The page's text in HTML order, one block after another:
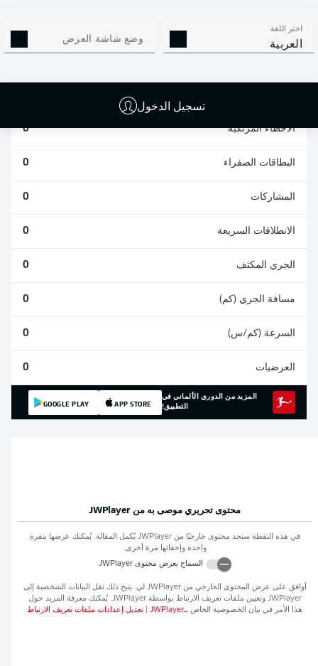
اختر اللغة
العربية وضع شاشة العرض
تسجيل الدخول
الافتكاكات الناجحة
الأخطاء المرتكبة 0
البطاقات الصفراء 0
المشاركات 0
الانطلاقات السريعة 0
الجري المكثف 0
مسافة الجري (كم) 0
السرعة (كم/س) 0
العرضيات 0
المزيد من الدوري الألماني في
التطبيق!
APP STORE
GOOGLE PLAY
محتوى تحريري موصى به من JWPlayer
في هذه النقطة ستجد محتوى خارجيًا منJWPlayer يُكمل المقالة. يُمكنك عرضها بنقرة
واحدة وإخفائها مرة أخرى.
السماح بعرض محتوىJWPlayer
أوافق على عرض المحتوى الخارجي منJWPlayer لي. يتيح ذلك نقل البيانات الشخصية إلى
JWPlayer وتعيين ملفات تعريف الارتباط بواسطةJWPlayer. يُمكنك معرفة المزيد حول
هذا الأمر في بيان الخصوصية الخاص بـJWPlayer تعديل إعدادات ملفات تعريف الارتباط